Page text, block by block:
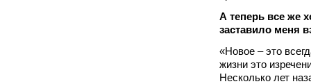
А теперь все же
заставило меня
«Новое – это
жизни это
Несколько лет